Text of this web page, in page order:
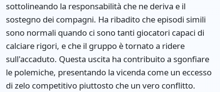
sottolineando la responsabilità che ne deriva e il
sostegno dei compagni. Ha ribadito che episodi simili
sono normali quando ci sono tanti giocatori capaci di
calciare rigori, e che il gruppo è tornato a ridere
sull'accaduto. Questa uscita ha contribuito a sgonfiare
le polemiche, presentando la vicenda come un eccesso
di zelo competitivo piuttosto che un vero conflitto.